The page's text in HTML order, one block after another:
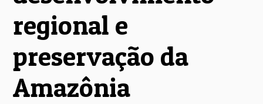
regional e
preservação da
Amazônia